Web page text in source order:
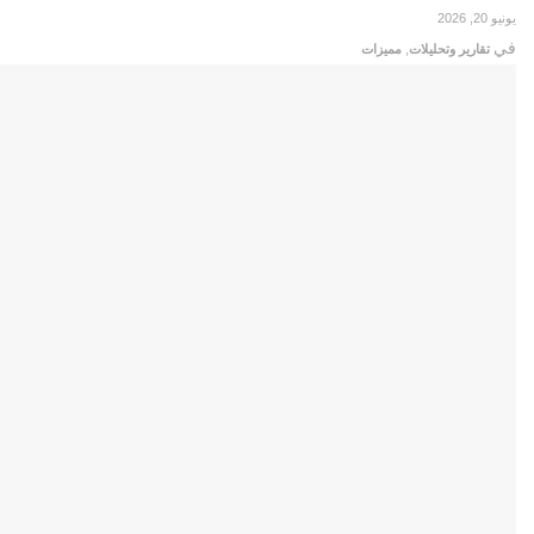
يونيو 20, 2026
في تقارير وتحليلات مميزات